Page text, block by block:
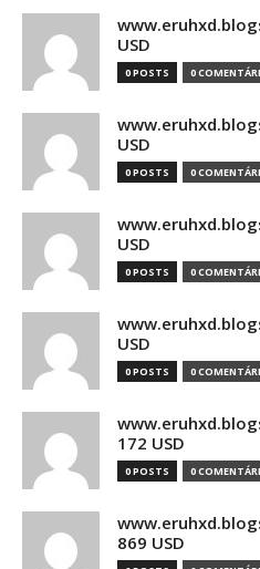
USD
0 POSTS 0
USD
0 POSTS 0
USD
0 POSTS 0
USD
0 POSTS 0
172 USD
0 POSTS 0
869 USD